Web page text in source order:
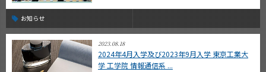
お知らせ
2023.08.18
2024年4月入学及び2023年9月入学 東京工業大
学 工学院 情報通信系 ...